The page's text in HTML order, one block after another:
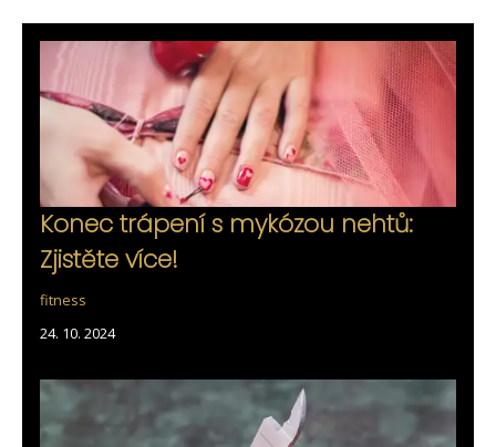
Konec trápení s mykózou nehtů:
Zjistěte více!
fitness
24. 10. 2024